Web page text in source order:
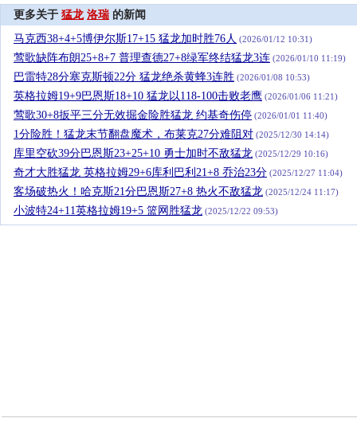
更多关于 猛龙 洛瑞的新闻
马克西38+4+5博伊尔斯17+15 猛龙加时胜76人 (2026/01/12 10:31)
莺歌缺阵布朗25+8+7 普理查德27+8绿军终结猛龙3连 (2026/01/10 11:19)
巴雷特28分塞克斯顿22分 猛龙绝杀黄蜂3连胜 (2026/01/08 10:53)
英格拉姆19+9巴恩斯18+10 猛龙以118-100击败老鹰 (2026/01/06 11:21)
莺歌30+8扳平三分无效掘金险胜猛龙 约基奇伤停 (2026/01/01 11:40)
1分险胜！猛龙末节翻盘魔术，布莱克27分难阻对 (2025/12/30 14:14)
库里空砍39分巴恩斯23+25+10 勇士加时不敌猛龙 (2025/12/29 10:16)
奇才大胜猛龙 英格拉姆29+6库利巴利21+8 乔治23分 (2025/12/27 11:04)
客场破热火！哈克斯21分巴恩斯27+8 热火不敌猛龙 (2025/12/24 11:17)
小波特24+11英格拉姆19+5 篮网胜猛龙 (2025/12/22 09:53)